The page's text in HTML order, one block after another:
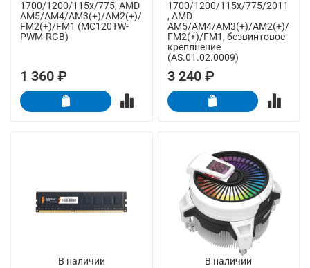
1700/1200/115x/775, AMD
AM5/AM4/AM3(+)/AM2(+)/
FM2(+)/FM1 (MC120TW-
PWM-RGB)
1 360 ₽
1700/1200/115x/775/2011
, AMD
AM5/AM4/AM3(+)/AM2(+)/
FM2(+)/FM1, безвинтовое
креплнение
(AS.01.02.0009)
3 240 ₽
В наличии
В наличии